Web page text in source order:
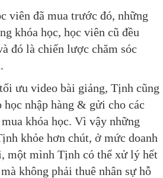
viên đã mua trước đó, những
khóa học, học viên cũ đều
đó là chiến lược chăm sóc
ưu video bài giảng, Tịnh cũng
nhập hàng & gửi cho các
khóa học. Vì vậy những
khỏe hơn chút, ở mức doanh
một mình Tịnh có thể xử lý hết
không phải thuê nhân sự hỗ